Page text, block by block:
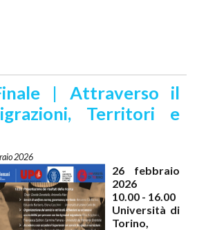
| Attraverso il
Territori e
2026
26 febbraio
2026
10.00 - 16.00
Università di
Torino,